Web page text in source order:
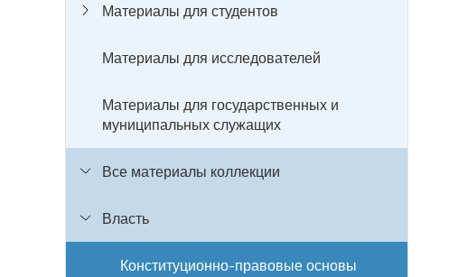
Материалы для студентов
Материалы для исследователей
Материалы для государственных и
муниципальных служащих
Все материалы коллекции
Власть
Конституционно-правовые основы